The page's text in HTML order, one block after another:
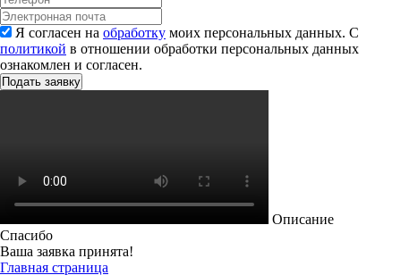
Я согласен на обработку моих персональных данных. С
политикой в отношении обработки персональных данных
ознакомлен и согласен.
Описание
Спасибо
Ваша заявка принята!
Главная страница